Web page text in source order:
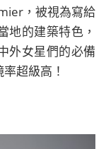
，被視為寫給
地的建築特色，
外女星們的必備
超級高！